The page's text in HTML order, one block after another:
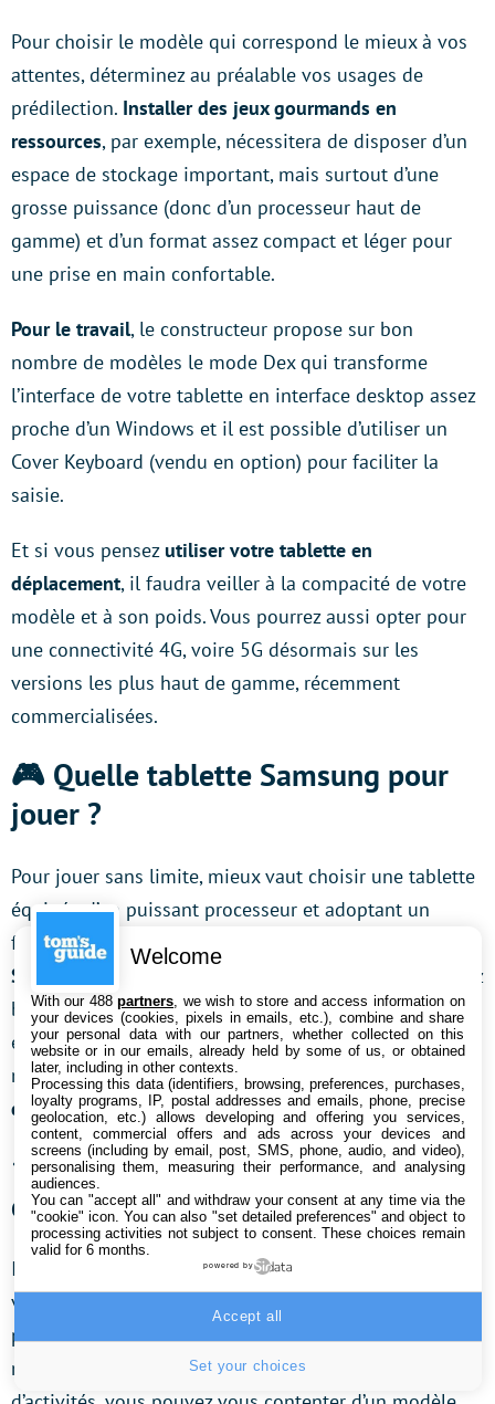
Pour choisir le modèle qui correspond le mieux à vos
attentes, déterminez au préalable vos usages de
prédilection. Installer des jeux gourmands en
ressources, par exemple, nécessitera de disposer d’un
espace de stockage important, mais surtout d’une
grosse puissance (donc d’un processeur haut de
gamme) et d’un format assez compact et léger pour
une prise en main confortable.
Pour le travail, le constructeur propose sur bon
nombre de modèles le mode Dex qui transforme
l’interface de votre tablette en interface desktop assez
proche d’un Windows et il est possible d’utiliser un
Cover Keyboard (vendu en option) pour faciliter la
saisie.
Et si vous pensez utiliser votre tablette en
déplacement, il faudra veiller à la compacité de votre
modèle et à son poids. Vous pourrez aussi opter pour
une connectivité 4G, voire 5G désormais sur les
versions les plus haut de gamme, récemment
commercialisées.
🎮 Quelle tablette Samsung pour
jouer ?
Pour jouer sans limite, mieux vaut choisir une tablette
équipée d’un puissant processeur et adoptant un
format relativement maniable.
Snapdragon 8 Gen 2
et son extrême finesse colle assez
bien à ce scénario. Mais si vous jouez à des titres peu
exigeants en ressources (d’un point de vue graphique
notamment),la Galaxy Tab A9 présente l’avantage
d’être bien moins coûteuse.
🏄 Quelle Samsung Galaxy Tab
choisir pour surfer ?
Inutile d’acheter une puissante tablette pour surfer sur
vos sites préférés, regarder des vidéos en streaming,
poster des photos sur Instagram ou échanger des
messages via les réseaux sociaux. Pour ce type
Welcome
With our 488partners , we wish to store and access information on
your devices (cookies, pixels in emails, etc.), combine and share
your personal data with our partners, whether collected on this
website or in our emails, already held by some of us, or obtained
later, including in other contexts.
Processing this data (identifiers, browsing, preferences, purchases,
loyalty programs, IP, postal addresses and emails, phone, precise
geolocation, etc.) allows developing and offering you services,
content, commercial offers and ads across your devices and
screens (including by email, post, SMS, phone, audio, and video),
personalising them, measuring their performance, and analysing
audiences.
You can "accept all" and withdraw your consent at any time via the
"cookie" icon. You can also "set detailed preferences" and object to
processing activities not subject to consent. These choices remain
valid for 6 months.
powered by
Set your choices
Accept all